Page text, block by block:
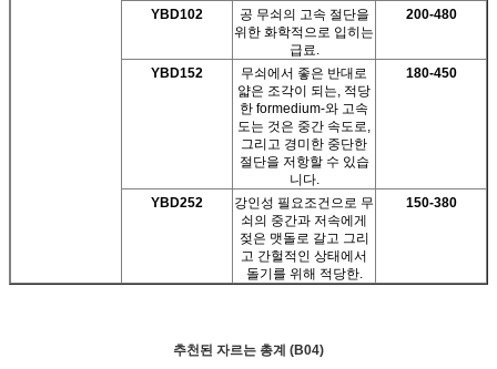
YBD102
공 무쇠의 고속 절단을
위한 화학적으로 입히는
급료.
200-480
YBD152
무쇠에서 좋은 반대로
얇은 조각이 되는, 적당
한 formedium-와 고속
도는 것은 중간 속도로,
그리고 경미한 중단한
절단을 저항할 수 있습
니다.
180-450
YBD252
강인성 필요조건으로 무
쇠의 중간과 저속에게
젖은 맷돌로 갈고 그리
고 간헐적인 상태에서
돌기를 위해 적당한.
150-380
추천된 자르는 총계 (B04)